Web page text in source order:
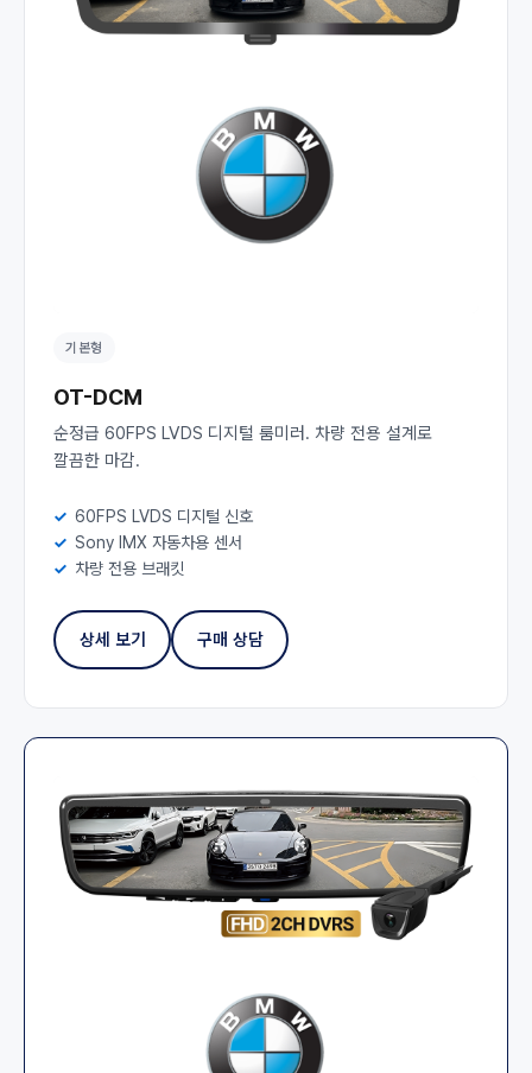
기본형
OT-DCM
순정급 60FPS LVDS 디지털 룸미러. 차량 전용 설계로
깔끔한 마감.
60FPS LVDS 디지털 신호
Sony IMX 자동차용 센서
차량 전용 브래킷
상세 보기 구매 상담